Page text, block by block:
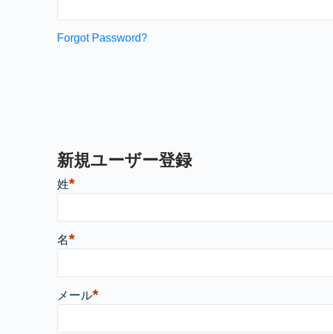
Forgot Password?
新規ユーザー登録
姓*
名*
メール*